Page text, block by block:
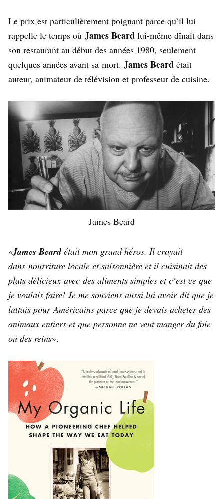
Le prix est particulièrement poignant parce qu’il lui
rappelle le temps où James Beard lui-même dînait dans
son restaurant au début des années 1980, seulement
quelques années avant sa mort. James Beard était
auteur, animateur de télévision et professeur de cuisine.
James Beard
«James Beardétait mon grand héros. Il croyait
dans nourriture locale et saisonnière et il cuisinait des
plats délicieux avec des aliments simples et c’est ce que
je voulais faire! Je me souviens aussi lui avoir dit que je
luttais pour Américains parce que je devais acheter des
animaux entiers et que personne ne veut manger du foie
ou des reins».